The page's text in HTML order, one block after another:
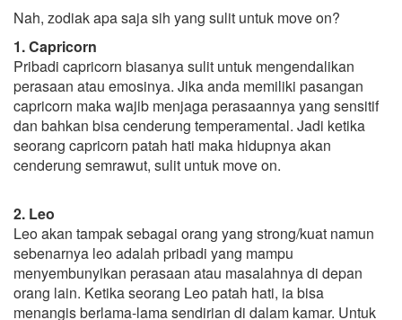
Nah, zodiak apa saja sih yang sulit untuk move on?
1. Capricorn
Pribadi capricorn biasanya sulit untuk mengendalikan
perasaan atau emosinya. Jika anda memiliki pasangan
capricorn maka wajib menjaga perasaannya yang sensitif
dan bahkan bisa cenderung temperamental. Jadi ketika
seorang capricorn patah hati maka hidupnya akan
cenderung semrawut, sulit untuk move on.
2. Leo
Leo akan tampak sebagai orang yang strong/kuat namun
sebenarnya leo adalah pribadi yang mampu
menyembunyikan perasaan atau masalahnya di depan
orang lain. Ketika seorang Leo patah hati, ia bisa
menangis berlama-lama sendirian di dalam kamar. Untuk